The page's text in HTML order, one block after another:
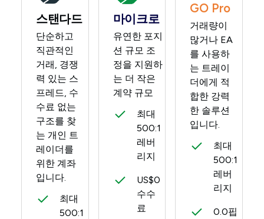
스탠다드
단순하고
직관적인
거래, 경쟁
력 있는 스
프레드, 수
수료 없는
구조를 찾
는 개인 트
레이더를
위한 계좌
입니다.
최대
500:1
마이크로
유연한 포지
션 규모 조
정을 지원하
는 더 작은
계약 규모
최대
500:1
레버
리지
US$0
수수
료
GO Pro
거래량이
많거나 EA
를 사용하
는 트레이
더에게 적
합한 강력
한 솔루션
입니다.
최대
500:1
레버
리지
0.0핍